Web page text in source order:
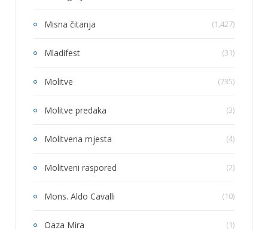
Misna čitanja (1,427)
Mladifest (31)
Molitve (735)
Molitve predaka (3)
Molitvena mjesta (4)
Molitveni raspored (2)
Mons. Aldo Cavalli (10)
Oaza Mira (1)